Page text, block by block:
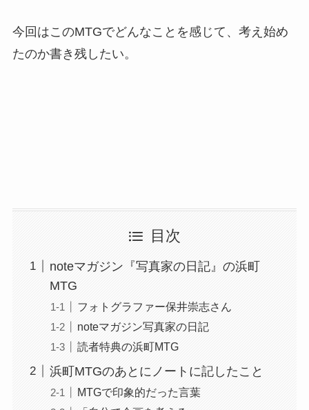
今回はこのMTGでどんなことを感じて、考え始め
たのか書き残したい。
目次
noteマガジン『写真家の日記』の浜町
MTG
フォトグラファー保井崇志さん
noteマガジン写真家の日記
読者特典の浜町MTG
浜町MTGのあとにノートに記したこと
MTGで印象的だった言葉